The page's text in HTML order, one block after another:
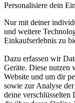
Personalisiere dein
Nur mit deiner
und weitere
Einkaufserlebnis zu
Dazu erfassen wir
Geräte. Diese nutzen
Website und um dir
sowie zur Analyse
deine verschlüsselten